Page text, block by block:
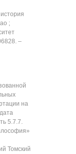
;
‒
на
5.7.7.
Томский